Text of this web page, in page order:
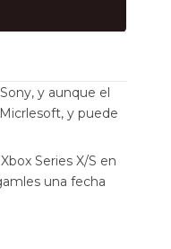
y aunque el
y puede
Series X/S en
una fecha